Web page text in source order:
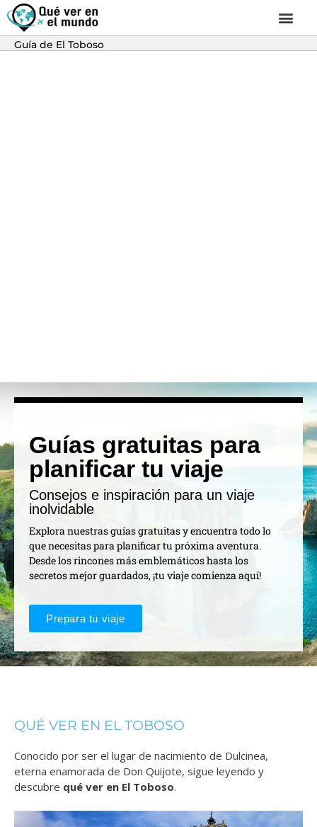
Guía de El Toboso
Guías gratuitas para
planificar tu viaje
Consejos e inspiración para un viaje
inolvidable
Explora nuestras guías gratuitas y encuentra todo lo
que necesitas para planificar tu próxima aventura.
Desde los rincones más emblemáticos hasta los
secretos mejor guardados, ¡tu viaje comienza aquí!
Prepara tu viaje
QUÉ VER EN EL TOBOSO
Conocido por ser el lugar de nacimiento de Dulcinea,
eterna enamorada de Don Quijote, sigue leyendo y
descubre qué ver en El Toboso.